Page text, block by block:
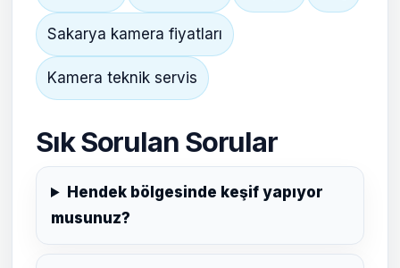
Sakarya kamera fiyatları
Kamera teknik servis
Sık Sorulan Sorular
Hendek bölgesinde keşif yapıyor
musunuz?